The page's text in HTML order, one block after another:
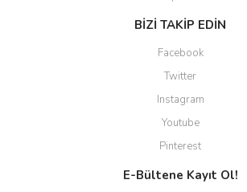
BİZİ TAKİP EDİN
Facebook
Twitter
Instagram
Youtube
Pinterest
E-Bültene Kayıt Ol!